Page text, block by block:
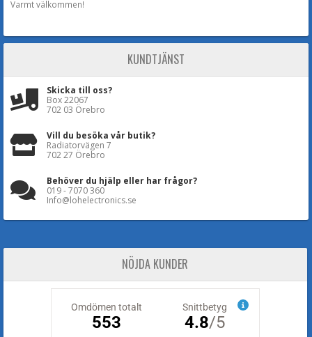
Varmt välkommen!
KUNDTJÄNST
Skicka till oss?
Box 22067
702 03 Örebro
Vill du besöka vår butik?
Radiatorvägen 7
702 27 Örebro
Behöver du hjälp eller har frågor?
019 - 7070 360
Info@lohelectronics.se
NÖJDA KUNDER